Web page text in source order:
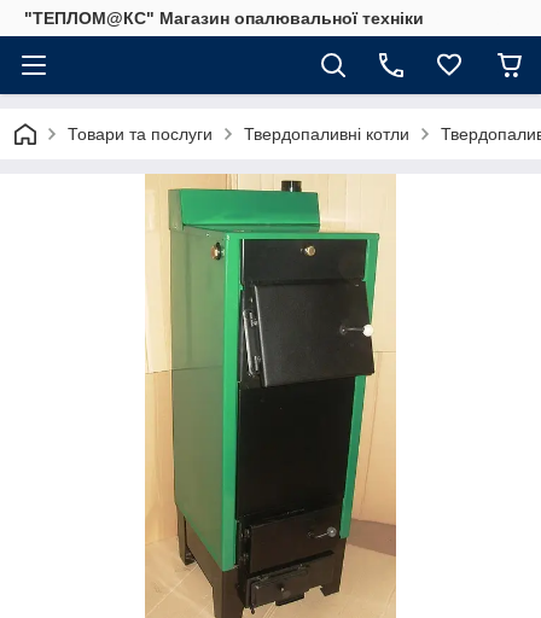
"ТЕПЛОМ@КС" Магазин опалювальної техніки
Товари та послуги Твердопаливні котли